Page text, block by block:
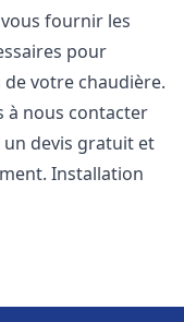
fournir les
pour
votre chaudière.
à nous contacter
devis gratuit et
Installation